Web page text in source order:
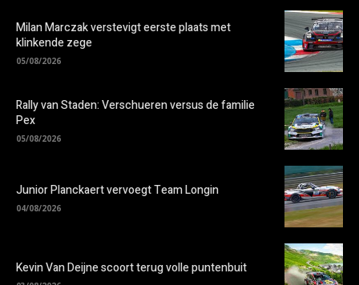
Milan Marczak verstevigt eerste plaats met
klinkende zege
05/08/2026
Rally van Staden: Verschueren versus de familie
Pex
05/08/2026
Junior Planckaert vervoegt Team Longin
04/08/2026
Kevin Van Deijne scoort terug volle puntenbuit